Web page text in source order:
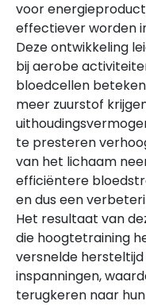
voor
effectiever worden
Deze ontwikkeling
bij aerobe
bloedcellen
meer zuurstof
te presteren
van het lichaam
efficiëntere
en dus een
Het resultaat van
die hoogtetraining
versnelde
inspanningen,
terugkeren naar